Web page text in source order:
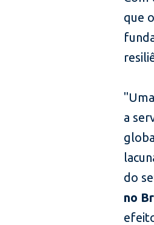
que
a
do
no